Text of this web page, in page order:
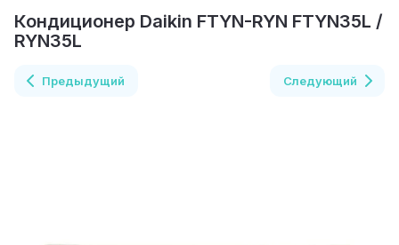
Кондиционер Daikin FTYN-RYN FTYN35L /
RYN35L
Предыдущий Следующий